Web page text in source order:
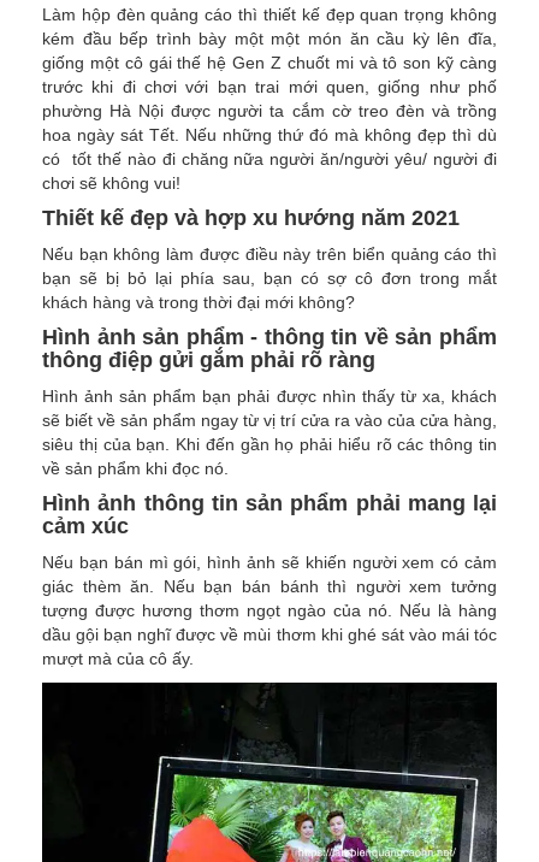
Làm hộp đèn quảng cáo thì thiết kế đẹp quan trọng không
kém đầu bếp trình bày một một món ăn cầu kỳ lên đĩa,
giống một cô gái thế hệ Gen Z chuốt mi và tô son kỹ càng
trước khi đi chơi với bạn trai mới quen, giống như phố
phường Hà Nội được người ta cắm cờ treo đèn và trồng
hoa ngày sát Tết. Nếu những thứ đó mà không đẹp thì dù
có tốt thế nào đi chăng nữa người ăn/người yêu/ người đi
chơi sẽ không vui!
Thiết kế đẹp và hợp xu hướng năm 2021
Nếu bạn không làm được điều này trên biển quảng cáo thì
bạn sẽ bị bỏ lại phía sau, bạn có sợ cô đơn trong mắt
khách hàng và trong thời đại mới không?
Hình ảnh sản phẩm - thông tin về sản phẩm
thông điệp gửi gắm phải rõ ràng
Hình ảnh sản phẩm bạn phải được nhìn thấy từ xa, khách
sẽ biết về sản phẩm ngay từ vị trí cửa ra vào của cửa hàng,
siêu thị của bạn. Khi đến gần họ phải hiểu rõ các thông tin
về sản phẩm khi đọc nó.
Hình ảnh thông tin sản phẩm phải mang lại
cảm xúc
Nếu bạn bán mì gói, hình ảnh sẽ khiến người xem có cảm
giác thèm ăn. Nếu bạn bán bánh thì người xem tưởng
tượng được hương thơm ngọt ngào của nó. Nếu là hàng
dầu gội bạn nghĩ được về mùi thơm khi ghé sát vào mái tóc
mượt mà của cô ấy.